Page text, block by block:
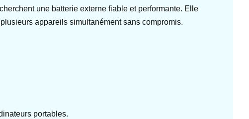
une batterie externe fiable et performante. Elle
appareils simultanément sans compromis.
portables.